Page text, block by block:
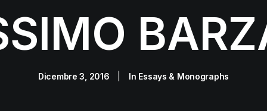
Dicembre 3, 2016 In Essays & Monographs